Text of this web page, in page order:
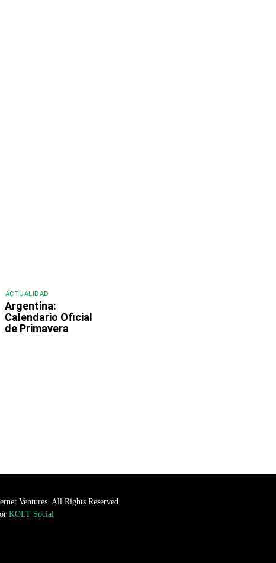
ACTUALIDAD
Argentina:
Calendario Oficial
de Primavera
Ventures. All Rights Reserved
KOLT Social